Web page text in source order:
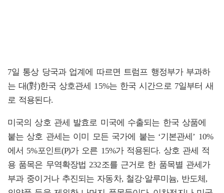
7일 통상 당국과 업계에 따르면 트럼프 행정부가 부과하
는 대(對)한국 상호관세 15%는 한국 시간으로 7일부터 새
로 적용된다.
미국의 상호 관세 발효로 미국에 수출되는 한국 상품에
붙는 상호 관세는 이미 모든 국가에 붙는 ‘기본관세’ 10%
에서 5%포인트(P)가 오른 15%가 적용된다. 상호 관세 적
용 품목은 무역확장법 232조를 근거로 한 품목별 관세가
부과 중이거나 추진되는 자동차, 철강·알루미늄, 반도체,